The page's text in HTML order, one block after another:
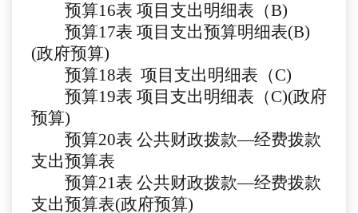
预算16表 项目支出明细表（B)
预算17表 项目支出预算明细表(B)
(政府预算)
预算18表 项目支出明细表（C)
预算19表 项目支出明细表（C)(政府
预算)
预算20表 公共财政拨款—经费拨款
支出预算表
预算21表 公共财政拨款—经费拨款
支出预算表(政府预算)